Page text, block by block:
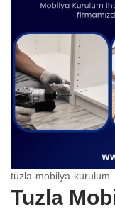
tuzla-mobilya-kurulum
Tuzla